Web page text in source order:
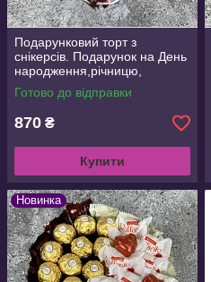
Подарунковий торт з
снікерсів. Подарунок на День
народження,річницю,
14лютого
Готово до відправки
870 ₴
Купити
Новинка